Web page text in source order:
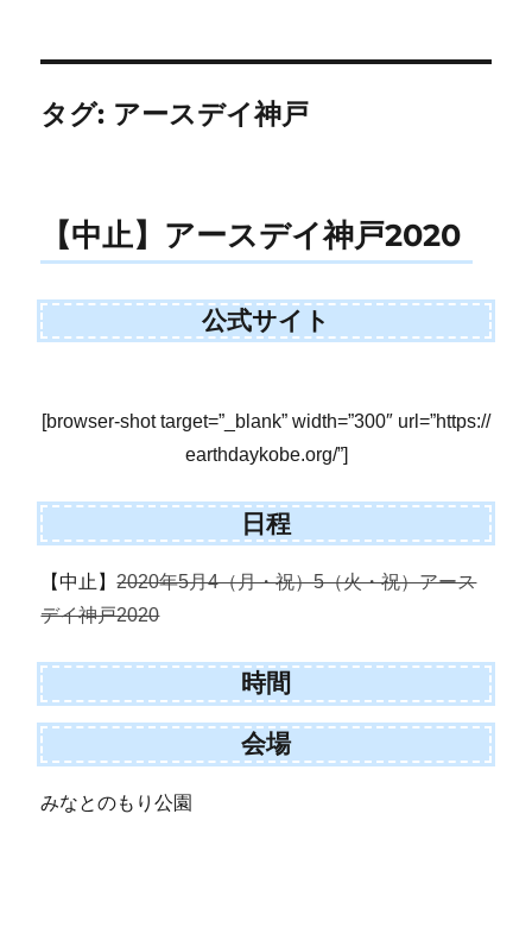
タグ: アースデイ神戸
【中止】アースデイ神戸2020
公式サイト
[browser-shot target=”_blank” width=”300″ url=”https://
earthdaykobe.org/”]
日程
【中止】2020年5月4（月・祝）5（火・祝）アース
デイ神戸2020
時間
会場
みなとのもり公園